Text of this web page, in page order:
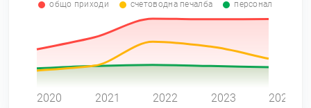
общо приходи счетоводна печалба персонал
2020 2021 2022 2023 2024